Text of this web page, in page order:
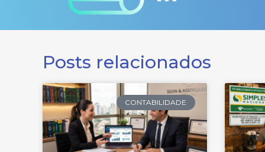
Posts relacionados
CONTABILIDADE